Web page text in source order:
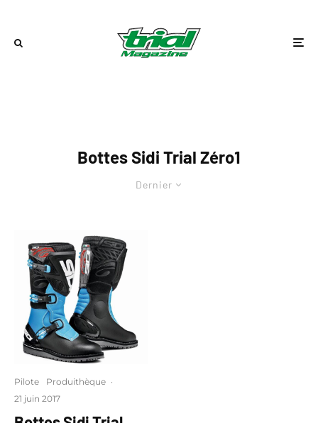
Bottes Sidi Trial Zéro1
Dernier
Pilote Produithèque ·
21 juin 2017